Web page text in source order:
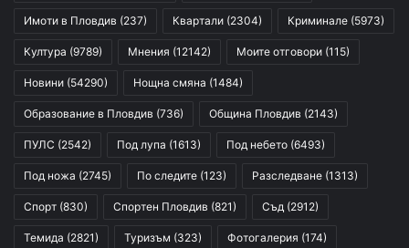
Имоти в Пловдив (237) Квартали (2304) Криминале (5973)
Култура (9789) Мнения (12142) Моите отговори (115)
Новини (54290) Нощна смяна (1484)
Образование в Пловдив (736) Община Пловдив (2143)
ПУЛС (2542) Под лупа (1613) Под небето (6493)
Под ножа (2745) По следите (123) Разследване (1313)
Спорт (830) Спортен Пловдив (821) Съд (2912)
Темида (2821) Туризъм (323) Фотогалерия (174)